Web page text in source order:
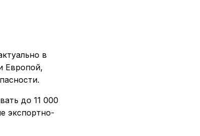
в
Европой,
до 11 000
экспортно-